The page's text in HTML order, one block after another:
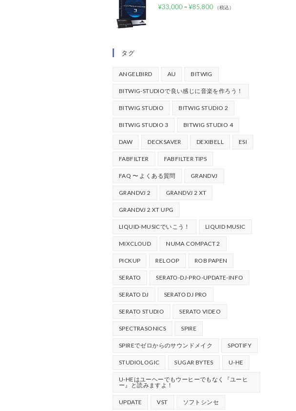
¥33,000 –¥85,800 （税込）
タグ
ANGELBIRD AU BITWIG
BITWIG-STUDIOで良い感じに音楽を作ろう！
BITWIG STUDIO BITWIG STUDIO 2
BITWIG STUDIO 3 BITWIG STUDIO 4
DAW DECKSAVER DEXIBELL ESI
FABFILTER FABFILTER TIPS
FAQ 〜 よくある質問 GRANDVJ
GRANDVJ 2 GRANDVJ 2 XT
GRANDVJ 2 XT UPG
LIQUID-MUSICでいこう！ LIQUID MUSIC
MIXCLOUD NUMA COMPACT 2
PICKUP RELOOP ROB PAPEN
SERATO SERATO-DJ-PRO-UPDATE-INFO
SERATO DJ SERATO DJ PRO
SERATO STUDIO SERATO VIDEO
SPECTRASONICS SPIRE
SPIREでゼロからのサウンドメイク SPOTIFY
STUDIOLOGIC SUGAR BYTES U-HE
U-HEはユーヘーでもウーヒーでもなく『ユーヒ
ー』と読みますよ！
UPDATE VST ソフトシンセ